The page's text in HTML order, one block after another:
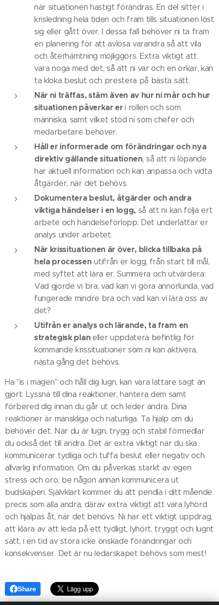
när situationen hastigt förändras. En del sitter i
krisledning hela tiden och fram tills situationen löst
sig eller gått över. I dessa fall behöver ni ta fram
en planering för att avlösa varandra så att vila
och återhämtning möjliggörs. Extra viktigt att
vara noga med det, så att ni var och en orkar, kan
ta kloka beslut och prestera på bästa sätt.
När ni träffas, stäm även av hur ni mår och hur
situationen påverkar eri rollen och som
människa, samt vilket stöd ni som chefer och
medarbetare behöver.
Håll er informerade om förändringar och nya
direktiv gällande situationen, så att ni löpande
har aktuell information och kan anpassa och vidta
åtgärder, när det behövs.
Dokumentera beslut, åtgärder och andra
viktiga händelser i en logg, så att ni kan följa ert
arbete och händelseförlopp. Det underlättar er
analys under arbetet.
När krissituationen är över, blicka tillbaka på
hela processen utifrån er logg, från start till mål,
med syftet att lära er. Summera och utvärdera:
Vad gjorde vi bra, vad kan vi göra annorlunda, vad
fungerade mindre bra och vad kan vi lära oss av
det?
Utifrån er analys och lärande, ta fram en
strategisk plan eller uppdatera befintlig för
kommande krissituationer som ni kan aktivera,
nästa gång det behövs.
Ha "is i magen" och håll dig lugn, kan vara lättare sagt än
gjort. Lyssna till dina reaktioner, hantera dem samt
förbered dig innan du går ut och leder andra. Dina
reaktioner är mänskliga och naturliga. Ta hjälp om du
behöver det. När du är lugn, trygg och stabil förmedlar
du också det till andra. Det är extra viktigt när du ska
kommunicerar tydliga och tuffa beslut eller negativ och
allvarlig information. Om du påverkas starkt av egen
stress och oro, be någon annan kommunicera ut
budskapen. Självklart kommer du att pendla i ditt mående
precis som alla andra, därav extra viktigt att vara lyhörd
och hjälpas åt, när det behövs. Ni har ett viktigt uppdrag,
att klara av att leda på ett tydligt, lyhört, tryggt och lugnt
sätt, i en tid av stora icke önskade förändringar och
konsekvenser. Det är nu ledarskapet behövs som mest!
Share